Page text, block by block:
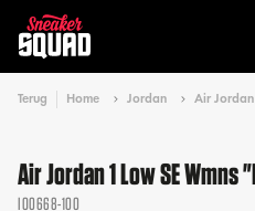
Terug Home Jordan Air Jordan
Air Jordan 1 Low SE
IO0668-100